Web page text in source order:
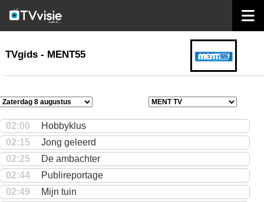
TVgids
TVgids - MENT55
02:00
Hobbyklus
02:15
Jong geleerd
02:25
De ambachter
02:44
Publireportage
02:49
Mijn tuin